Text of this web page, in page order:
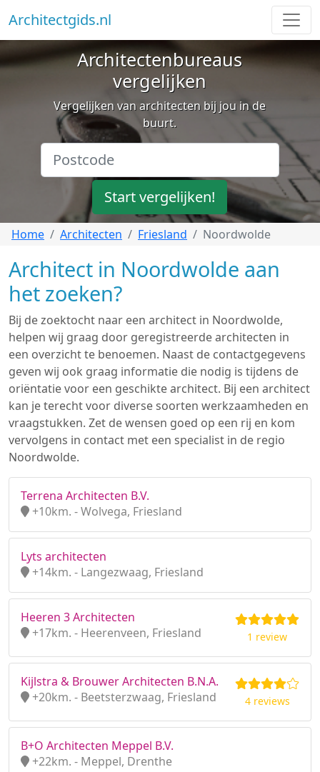
Architectgids.nl
Architectenbureaus
vergelijken
Vergelijken van architecten bij jou in de
buurt.
Start vergelijken!
Home Architecten Friesland Noordwolde
Architect in Noordwolde aan
het zoeken?
Bij de zoektocht naar een architect in Noordwolde,
helpen wij graag door geregistreerde architecten in
een overzicht te benoemen. Naast de contactgegevens
geven wij ook graag informatie die nodig is tijdens de
oriëntatie voor een geschikte architect. Bij een architect
kan je terecht voor diverse soorten werkzaamheden en
vraagstukken. Zet de wensen goed op een rij en kom
vervolgens in contact met een specialist in de regio
Noordwolde.
Terrena Architecten B.V.
+10km. - Wolvega, Friesland
Lyts architecten
+14km. - Langezwaag, Friesland
Heeren 3 Architecten
+17km. - Heerenveen, Friesland
1 review
Kijlstra & Brouwer Architecten B.N.A.
+20km. - Beetsterzwaag, Friesland
4 reviews
B+O Architecten Meppel B.V.
+22km. - Meppel, Drenthe